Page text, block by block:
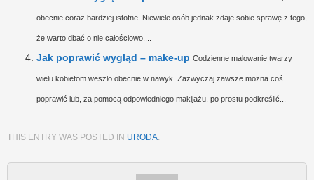
obecnie coraz bardziej istotne. Niewiele osób jednak zdaje sobie sprawę z tego,
że warto dbać o nie całościowo,...
Jak poprawić wygląd – make-up Codzienne malowanie twarzy
wielu kobietom weszło obecnie w nawyk. Zazwyczaj zawsze można coś
poprawić lub, za pomocą odpowiedniego makijażu, po prostu podkreślić...
THIS ENTRY WAS POSTED IN URODA